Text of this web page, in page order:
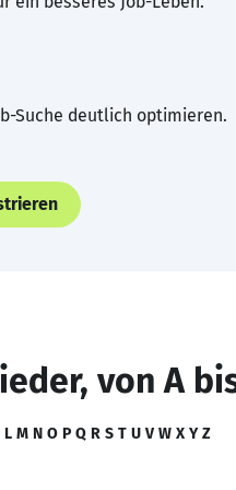
Suche deutlich optimieren.
von A
L M N O P Q R S T U V W X Y Z